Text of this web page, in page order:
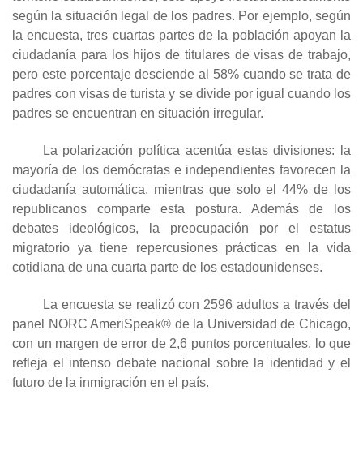
según la situación legal de los padres. Por ejemplo, según
la encuesta, tres cuartas partes de la población apoyan la
ciudadanía para los hijos de titulares de visas de trabajo,
pero este porcentaje desciende al 58% cuando se trata de
padres con visas de turista y se divide por igual cuando los
padres se encuentran en situación irregular.
La polarización política acentúa estas divisiones: la
mayoría de los demócratas e independientes favorecen la
ciudadanía automática, mientras que solo el 44% de los
republicanos comparte esta postura. Además de los
debates ideológicos, la preocupación por el estatus
migratorio ya tiene repercusiones prácticas en la vida
cotidiana de una cuarta parte de los estadounidenses.
La encuesta se realizó con 2596 adultos a través del
panel NORC AmeriSpeak® de la Universidad de Chicago,
con un margen de error de 2,6 puntos porcentuales, lo que
refleja el intenso debate nacional sobre la identidad y el
futuro de la inmigración en el país.